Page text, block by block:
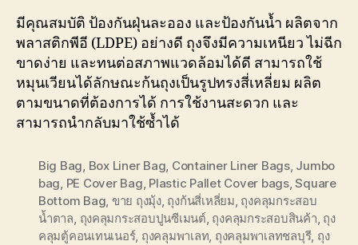
มีคุณสมบัติ ป้องกันฝุ่นละออง และป้องกันน้ำ ผลิตจาก
พลาสติกพีอี (LDPE) อย่างดี ถุงจึงมีความเหนียว ไม่ฉีก
ขาดง่าย และทนต่อสภาพแวดล้อมได้ดี สามารถใช้
หมุนเวียนได้ลักษณะก้นถุงเป็นรูปทรงสี่เหลี่ยม ผลิต
ตามขนาดที่ต้องการได้ การใช้งานสะดวก และ
สามารถนำกลับมาใช้ซ้ำได้
Big Bag, Box Liner Bag, Container Liner Bags, Jumbo
bag, PE Cover Bag, Plastic Pallet Cover bags,Square
Bottom Bag, ขาย ถุงมุ้ง, ถุงก้นสี่เหลี่ยม, ถุงคลุมกระสอบ
น้ำตาล, ถุงคลุมกระสอบปูนซีเมนต์, ถุงคลุมกระสอบสินค้า, ถุง
คลุมตู้คอนเทนเนอร์, ถุงคลุมพาเลท, ถุงคลุมพาเลทชลบุรี, ถุง